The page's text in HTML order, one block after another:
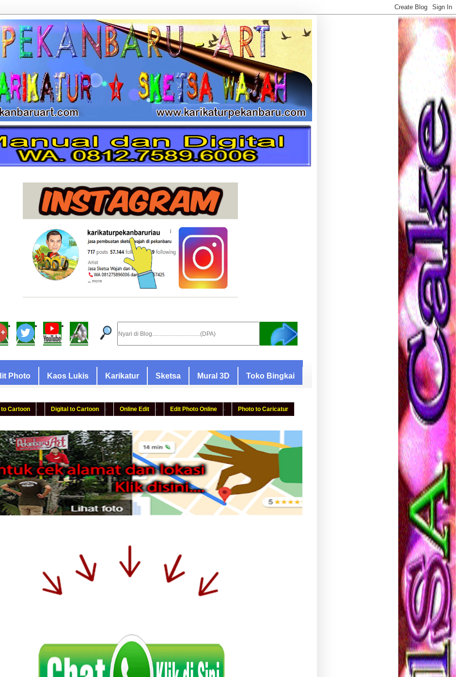
Photo Kaos Lukis Karikatur Sketsa Mural 3D Toko Bingkai
Cartoon Digital to Cartoon Online Edit Edit Photo Online Photo to Caricatur